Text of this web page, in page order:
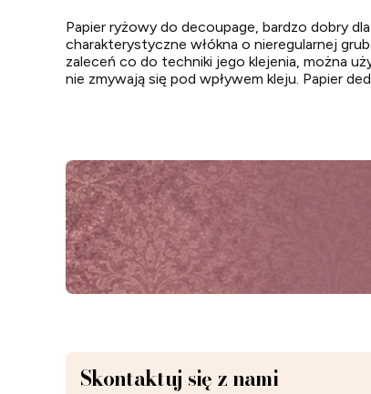
Papier ryżowy do decoupage, bardzo dobry
charakterystyczne włókna o nieregularnej
zaleceń co do techniki jego klejenia, można
nie zmywają się pod wpływem kleju. Papier
Skontaktuj się z nami